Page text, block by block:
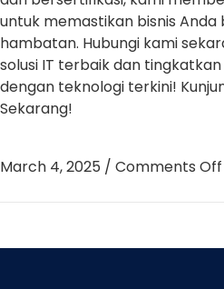
untuk memastikan bisnis
hambatan. Hubungi kami
solusi IT terbaik dan
dengan teknologi terkini!
Sekarang!
March 4, 2025 / Comments Off